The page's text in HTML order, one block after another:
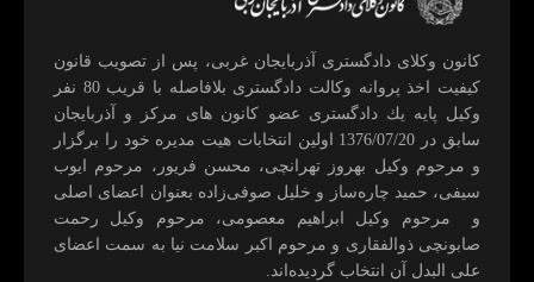
كانون وكلای دادگستری آذربايجان غربی، پس از تصويب قانون
كيفيت اخذ پروانه وكالت دادگستری بلافاصله با قريب 80 نفر
وكيل پايه يك دادگستری عضو كانون های مركز و آذربايجان
سابق در 1376/07/20 اولين انتخابات هيت مديره خود را برگزار
و مرحوم وکیل بهروز تهرانچی، محسن فريور، مرحوم ايوب
سيفی، حميد چاره‌ساز و خليل صوفی‌زاده بعنوان اعضای اصلی
و مرحوم وکیل ابراهيم معصومی، مرحوم وکیل رحمت
صابونچی ذوالفقاری و مرحوم اكبر سلامت نيا به سمت اعضای
علی البدل آن انتخاب گرديده‌اند.